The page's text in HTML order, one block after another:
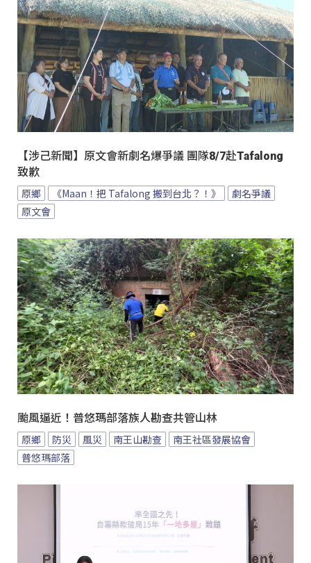
【涉己新聞】原文會新劇名爆爭議 團隊8/7赴Tafalong
致歉
原鄉 《Maan！把 Tafalong 搬到台北？！》
劇名爭議
原文會
颱風逼近！普悠瑪部落族人勘查共管山林
原鄉 防災 風災 南王山勘查
南王社區發展協會
普悠瑪部落